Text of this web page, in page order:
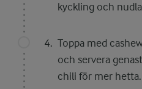
kyckling och
Toppa med
och servera
chili för mer hetta.